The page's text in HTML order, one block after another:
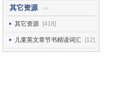
其它资源 >>
其它资源 [418]
儿童英文章节书精读词汇 [12]